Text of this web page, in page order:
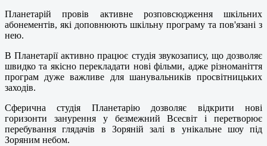
Планетарій провів активне розповсюдження шкільних
абонементів, які доповнюють шкільну програму та пов'язані з
нею.
В Планетарії активно працює студія звукозапису, що дозволяє
швидко та якісно перекладати нові фільми, адже різноманіття
програм дуже важливе для шанувальників просвітницьких
заходів.
Сферична студія Планетарію дозволяє відкрити нові
горизонти занурення у безмежний Всесвіт і перетворює
перебування глядачів в Зоряній залі в унікальне шоу під
Зоряним небом.